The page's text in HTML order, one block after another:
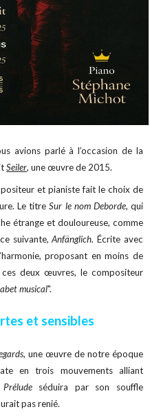
avions parlé à l’occasion de la
Seiler, une œuvre de 2015.
et pianiste fait le choix de
Le titreSur le nom Deborde, qui
étrange et douloureuse, comme
suivante,Anfänglich. Écrite avec
proposant en moins de
deux œuvres, le compositeur
musical".
et sensibles
, une œuvre de notre époque
en trois mouvements alliant
Prélude séduira par son souffle
pas renié.